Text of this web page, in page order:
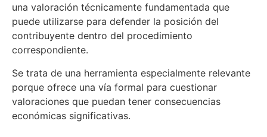
una valoración técnicamente fundamentada que
puede utilizarse para defender la posición del
contribuyente dentro del procedimiento
correspondiente.
Se trata de una herramienta especialmente relevante
porque ofrece una vía formal para cuestionar
valoraciones que puedan tener consecuencias
económicas significativas.